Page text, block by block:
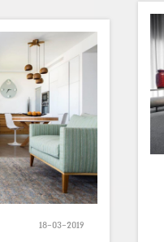
18-03-2019